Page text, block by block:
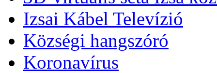
Izsai Kábel Televízió
Községi hangszóró
Koronavírus